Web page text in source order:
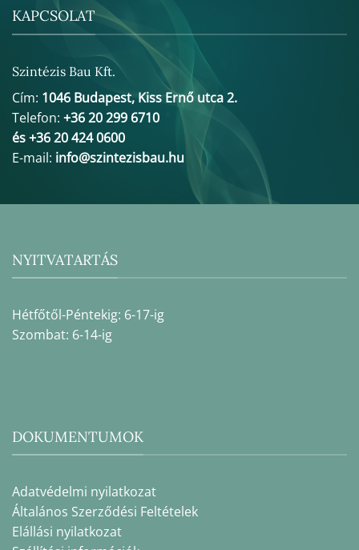
KAPCSOLAT
Szintézis Bau Kft.
Cím: 1046 Budapest, Kiss Ernő utca 2.
Telefon: +36 20 299 6710
és +36 20 424 0600
E-mail: info@szintezisbau.hu
NYITVATARTÁS
Hétfőtől-Péntekig: 6-17-ig
Szombat: 6-14-ig
DOKUMENTUMOK
Adatvédelmi nyilatkozat
Általános Szerződési Feltételek
Elállási nyilatkozat